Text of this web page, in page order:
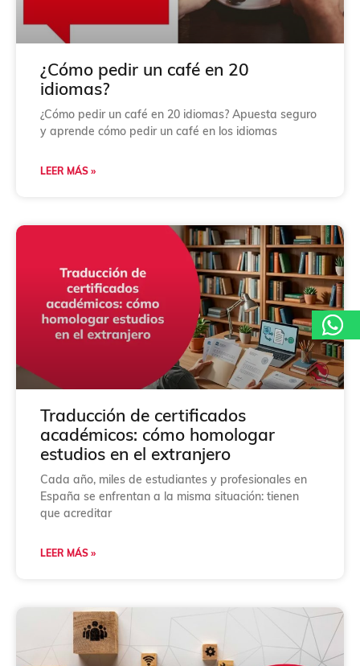
n
¿Cómo pedir un café en 20
idiomas?
¿Cómo pedir un café en 20 idiomas? Apuesta seguro
y aprende cómo pedir un café en los idiomas
LEER MÁS »
Traducción de certificados
académicos: cómo homologar
estudios en el extranjero
Cada año, miles de estudiantes y profesionales en
España se enfrentan a la misma situación: tienen
que acreditar
LEER MÁS »